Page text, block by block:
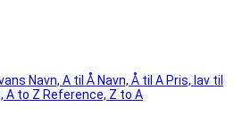
Navn, A til Å Navn, Å til A Pris, lav til
A to Z Reference, Z to A